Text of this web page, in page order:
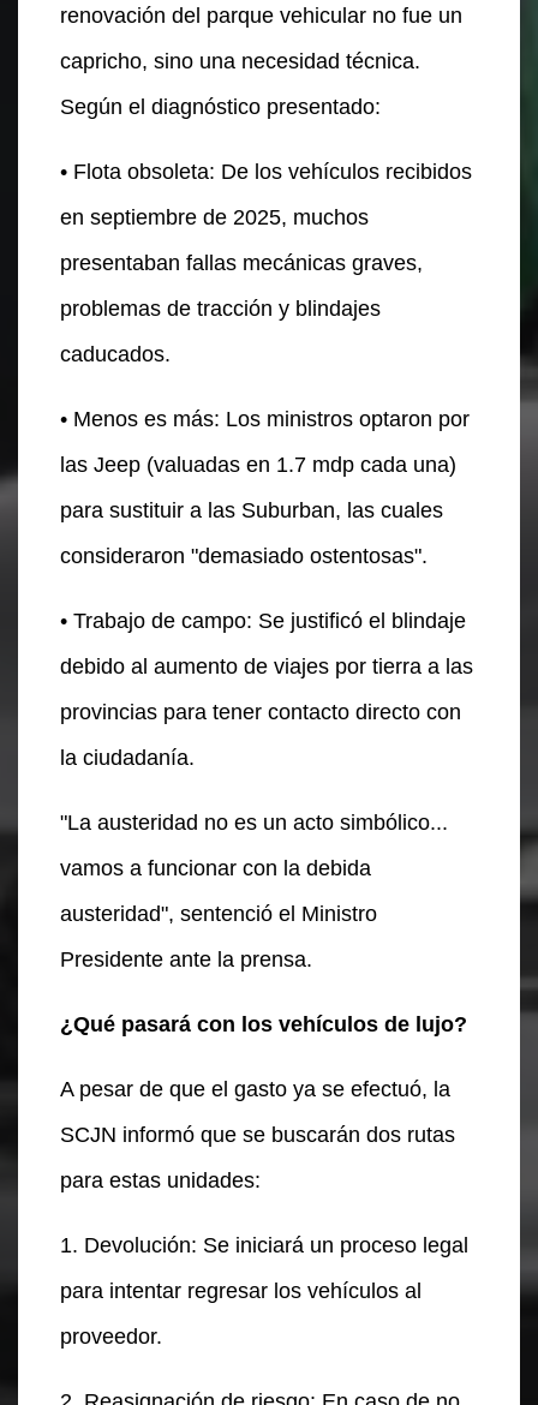
renovación del parque vehicular no fue un
capricho, sino una necesidad técnica.
Según el diagnóstico presentado:
• Flota obsoleta: De los vehículos recibidos
en septiembre de 2025, muchos
presentaban fallas mecánicas graves,
problemas de tracción y blindajes
caducados.
• Menos es más: Los ministros optaron por
las Jeep (valuadas en 1.7 mdp cada una)
para sustituir a las Suburban, las cuales
consideraron "demasiado ostentosas".
• Trabajo de campo: Se justificó el blindaje
debido al aumento de viajes por tierra a las
provincias para tener contacto directo con
la ciudadanía.
"La austeridad no es un acto simbólico...
vamos a funcionar con la debida
austeridad", sentenció el Ministro
Presidente ante la prensa.
¿Qué pasará con los vehículos de lujo?
A pesar de que el gasto ya se efectuó, la
SCJN informó que se buscarán dos rutas
para estas unidades:
1. Devolución: Se iniciará un proceso legal
para intentar regresar los vehículos al
proveedor.